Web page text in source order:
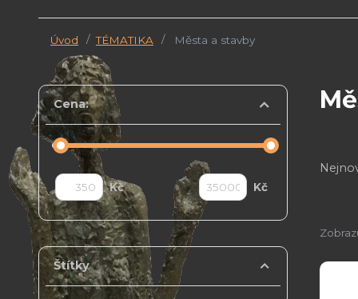
Úvod TÉMATIKA Města a stavby
Cena:
Kč Kč
Štítky